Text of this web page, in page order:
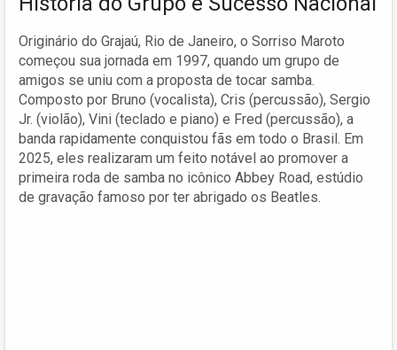
Originário do Grajaú, Rio de Janeiro, o Sorriso Maroto
começou sua jornada em 1997, quando um grupo de
amigos se uniu com a proposta de tocar samba.
Composto por Bruno (vocalista), Cris (percussão), Sergio
Jr. (violão), Vini (teclado e piano) e Fred (percussão), a
banda rapidamente conquistou fãs em todo o Brasil. Em
2025, eles realizaram um feito notável ao promover a
primeira roda de samba no icônico Abbey Road, estúdio
de gravação famoso por ter abrigado os Beatles.